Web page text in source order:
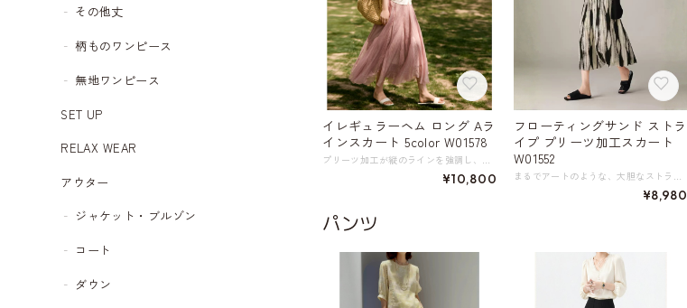
その他丈
柄ものワンピース
無地ワンピース
SET UP
RELAX WEAR
アウター
ジャケット・ブルゾン
コート
ダウン
イレギュラーヘム ロング Aラ
インスカート 5color W01578
¥10,800
フローティングサンド ストラ
イプ プリーツ加工スカート
W01552
¥8,980
パンツ